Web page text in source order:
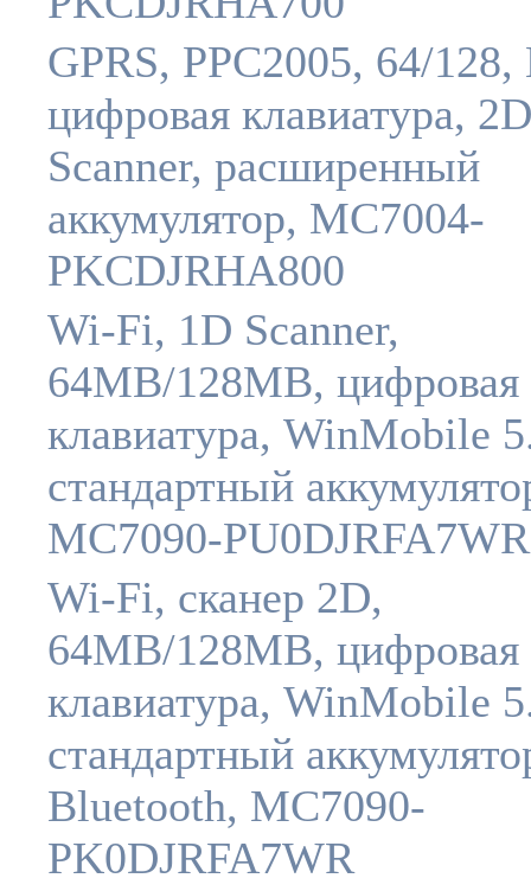
GPRS, PPC2005, 64/128,
цифровая клавиатура, 2D
Scanner, расширенный
аккумулятор, MC7004-
PKCDJRHA800
Wi-Fi, 1D Scanner,
64MB/128MB, цифровая
клавиатура, WinMobile
стандартный
MC7090-PU0DJRFA7WR
Wi-Fi, сканер 2D,
64MB/128MB, цифровая
клавиатура, WinMobile
стандартный
Bluetooth, MC7090-
PK0DJRFA7WR